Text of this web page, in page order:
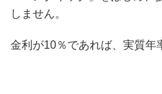
しません。
金利が10％であれば、実質年